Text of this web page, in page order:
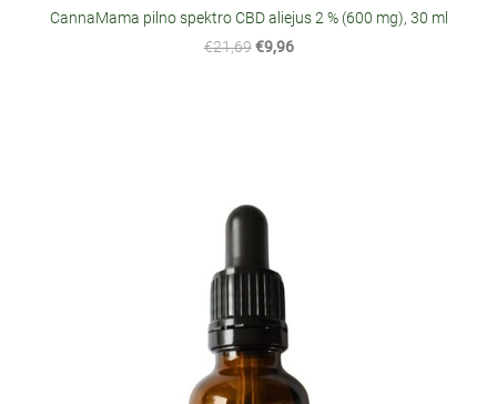
CannaMama pilno spektro CBD aliejus 2 % (600 mg), 30 ml
€21,69 €9,96